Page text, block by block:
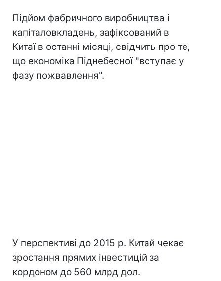
Підйом фабричного виробництва і
капіталовкладень, зафіксований в
Китаї в останні місяці, свідчить про те,
що економіка Піднебесної "вступає у
фазу пожвавлення".
У перспективі до 2015 р. Китай чекає
зростання прямих інвестицій за
кордоном до 560 млрд дол.